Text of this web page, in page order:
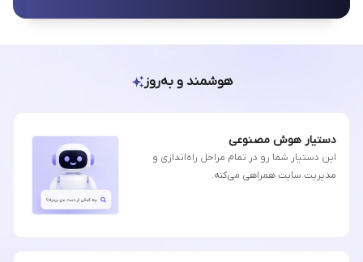
هوشمند و به‌روز
دستیار هوش مصنوعی
این دستیار شما رو در تمام مراحل راه‌اندازی و
مدیریت سایت همراهی می‌کنه.